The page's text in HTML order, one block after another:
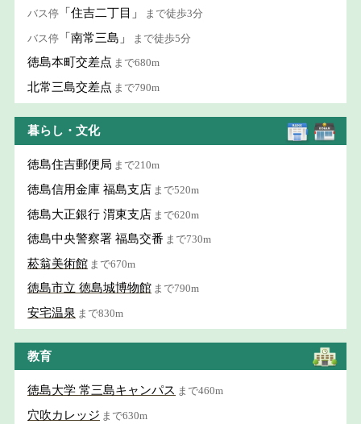
バス停 「住吉二丁目」 まで徒歩3分
バス停 「南常三島」 まで徒歩5分
徳島本町交差点 まで680m
北常三島交差点 まで790m
暮らし・文化
徳島住吉郵便局 まで210m
徳島信用金庫 福島支店 まで520m
徳島大正銀行 渭東支店 まで620m
徳島中央警察署 福島交番 まで730m
菘翁美術館 まで670m
徳島市立 徳島城博物館 まで790m
安宅温泉 まで830m
教育
徳島大学 常三島キャンパス まで460m
穴吹カレッジ まで630m